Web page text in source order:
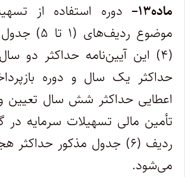
ماده۱۳– دوره استفاده از
موضوع
(۴) این آیین‌نامه حداکثر دو
حداکثر یک سال و دوره
اعطایی حداکثر شش سال تعیین
تأمین مالی تسهیلات سرمایه
ردیف (۶) جدول مذکور
می‌شود.